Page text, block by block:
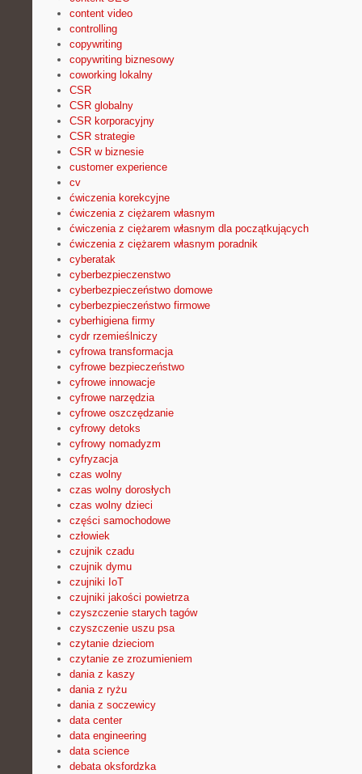
content video
controlling
copywriting
copywriting biznesowy
coworking lokalny
CSR
CSR globalny
CSR korporacyjny
CSR strategie
CSR w biznesie
customer experience
cv
ćwiczenia korekcyjne
ćwiczenia z ciężarem własnym
ćwiczenia z ciężarem własnym dla początkujących
ćwiczenia z ciężarem własnym poradnik
cyberatak
cyberbezpieczenstwo
cyberbezpieczeństwo domowe
cyberbezpieczeństwo firmowe
cyberhigiena firmy
cydr rzemieślniczy
cyfrowa transformacja
cyfrowe bezpieczeństwo
cyfrowe innowacje
cyfrowe narzędzia
cyfrowe oszczędzanie
cyfrowy detoks
cyfrowy nomadyzm
cyfryzacja
czas wolny
czas wolny dorosłych
czas wolny dzieci
części samochodowe
człowiek
czujnik czadu
czujnik dymu
czujniki IoT
czujniki jakości powietrza
czyszczenie starych tagów
czyszczenie uszu psa
czytanie dzieciom
czytanie ze zrozumieniem
dania z kaszy
dania z ryżu
dania z soczewicy
data center
data engineering
data science
debata oksfordzka